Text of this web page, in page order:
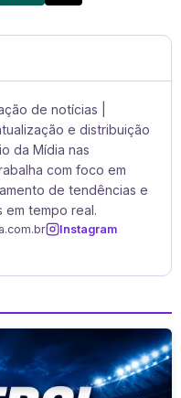
de notícias |
e distribuição
da Mídia nas
com foco em
de tendências e
tempo real.
Instagram